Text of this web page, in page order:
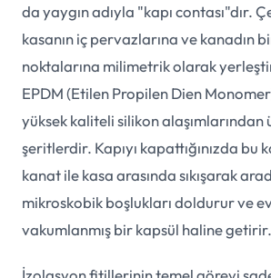
da yaygın adıyla "kapı contası"dır.
kasanın iç pervazlarına ve kanadın
noktalarına milimetrik olarak
EPDM (Etilen Propilen Dien
yüksek kaliteli silikon alaşımlarından
şeritlerdir. Kapıyı kapattığınızda bu
kanat ile kasa arasında sıkışarak
mikroskobik boşlukları doldurur ve
vakumlanmış bir kapsül haline getirir.